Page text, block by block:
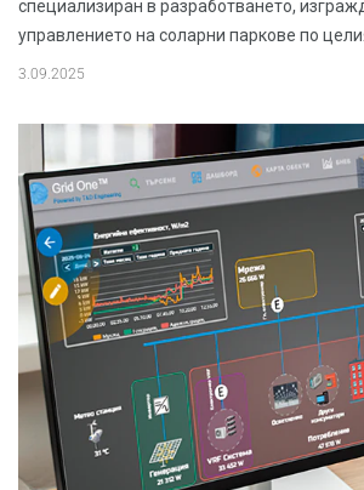
специализиран в разработването,
управлението на соларни паркове по
3.09.2025